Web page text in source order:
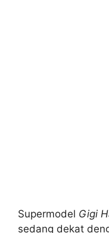
Supermodel Gigi
sedang dekat